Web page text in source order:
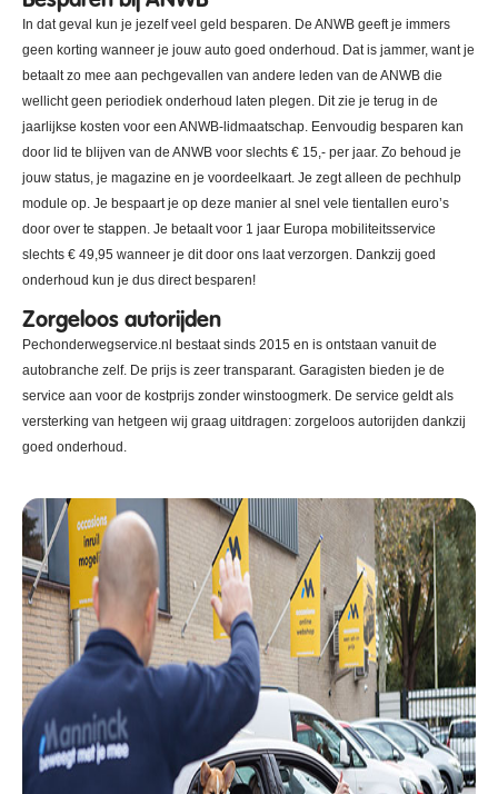
In dat geval kun je jezelf veel geld besparen. De ANWB geeft je immers
geen korting wanneer je jouw auto goed onderhoud. Dat is jammer, want je
betaalt zo mee aan pechgevallen van andere leden van de ANWB die
wellicht geen periodiek onderhoud laten plegen. Dit zie je terug in de
jaarlijkse kosten voor een ANWB-lidmaatschap. Eenvoudig besparen kan
door lid te blijven van de ANWB voor slechts € 15,- per jaar. Zo behoud je
jouw status, je magazine en je voordeelkaart. Je zegt alleen de pechhulp
module op. Je bespaart je op deze manier al snel vele tientallen euro’s
door over te stappen. Je betaalt voor 1 jaar Europa mobiliteitsservice
slechts € 49,95 wanneer je dit door ons laat verzorgen. Dankzij goed
onderhoud kun je dus direct besparen!
Zorgeloos autorijden
Pechonderwegservice.nl bestaat sinds 2015 en is ontstaan vanuit de
autobranche zelf. De prijs is zeer transparant. Garagisten bieden je de
service aan voor de kostprijs zonder winstoogmerk. De service geldt als
versterking van hetgeen wij graag uitdragen: zorgeloos autorijden dankzij
goed onderhoud.